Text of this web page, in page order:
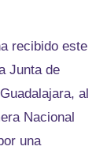
recibido este
Junta de
al
Nacional
una